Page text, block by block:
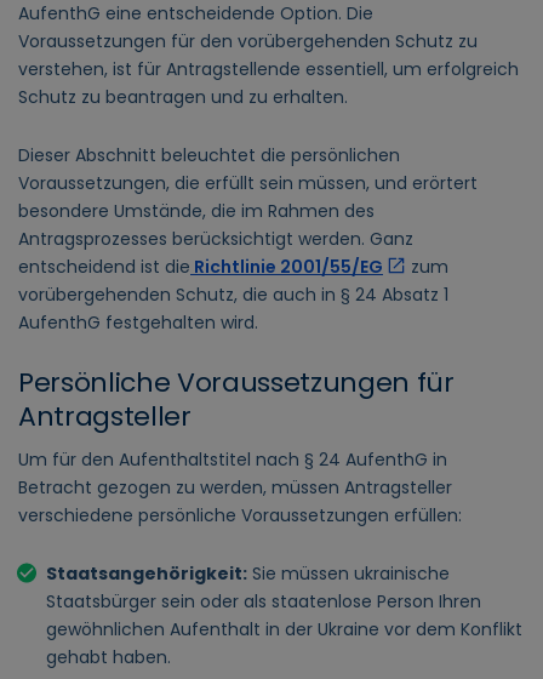
AufenthG eine entscheidende Option. Die
Voraussetzungen für den vorübergehenden Schutz zu
verstehen, ist für Antragstellende essentiell, um erfolgreich
Schutz zu beantragen und zu erhalten.
Dieser Abschnitt beleuchtet die persönlichen
Voraussetzungen, die erfüllt sein müssen, und erörtert
besondere Umstände, die im Rahmen des
Antragsprozesses berücksichtigt werden. Ganz
entscheidend ist die Richtlinie 2001/55/EG
zum
vorübergehenden Schutz, die auch in § 24 Absatz 1
AufenthG festgehalten wird.
Persönliche Voraussetzungen für
Antragsteller
Um für den Aufenthaltstitel nach § 24 AufenthG in
Betracht gezogen zu werden, müssen Antragsteller
verschiedene persönliche Voraussetzungen erfüllen:
Staatsangehörigkeit: Sie müssen ukrainische
Staatsbürger sein oder als staatenlose Person Ihren
gewöhnlichen Aufenthalt in der Ukraine vor dem Konflikt
gehabt haben.